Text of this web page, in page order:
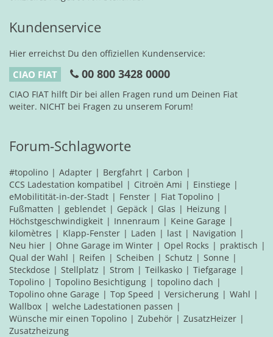
Kundenservice
Hier erreichst Du den offiziellen Kundenservice:
CIAO FIAT 00 800 3428 0000
CIAO FIAT hilft Dir bei allen Fragen rund um Deinen Fiat
weiter. NICHT bei Fragen zu unserem Forum!
Forum-Schlagworte
#topolino Adapter Bergfahrt
Carbon
CCS Ladestation kompatibel
Citroën Ami
Einstiege
eMobilitität-in-der-Stadt
Fenster
Fiat Topolino
Fußmatten
geblendet Gepäck Glas
Heizung
Höchstgeschwindigkeit
Innenraum
Keine Garage
kilomètres
Klapp-Fenster Laden last
Navigation
Neu hier
Ohne Garage im Winter Opel Rocks
praktisch
Qual der Wahl
Reifen Scheiben Schutz
Sonne
Steckdose
Stellplatz Strom Teilkasko
Tiefgarage
Topolino
Topolino Besichtigung
topolino dach
Topolino ohne Garage
Top Speed Versicherung
Wahl
Wallbox
welche Ladestationen passen
Wünsche mir einen Topolino
Zubehör
ZusatzHeizer
Zusatzheizung